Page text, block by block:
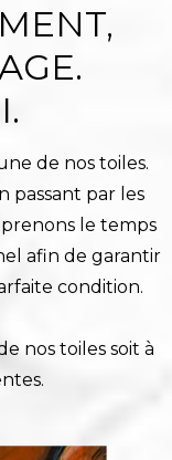
de nos toiles.
passant par les
prenons le temps
afin de garantir
condition.
nos toiles soit à